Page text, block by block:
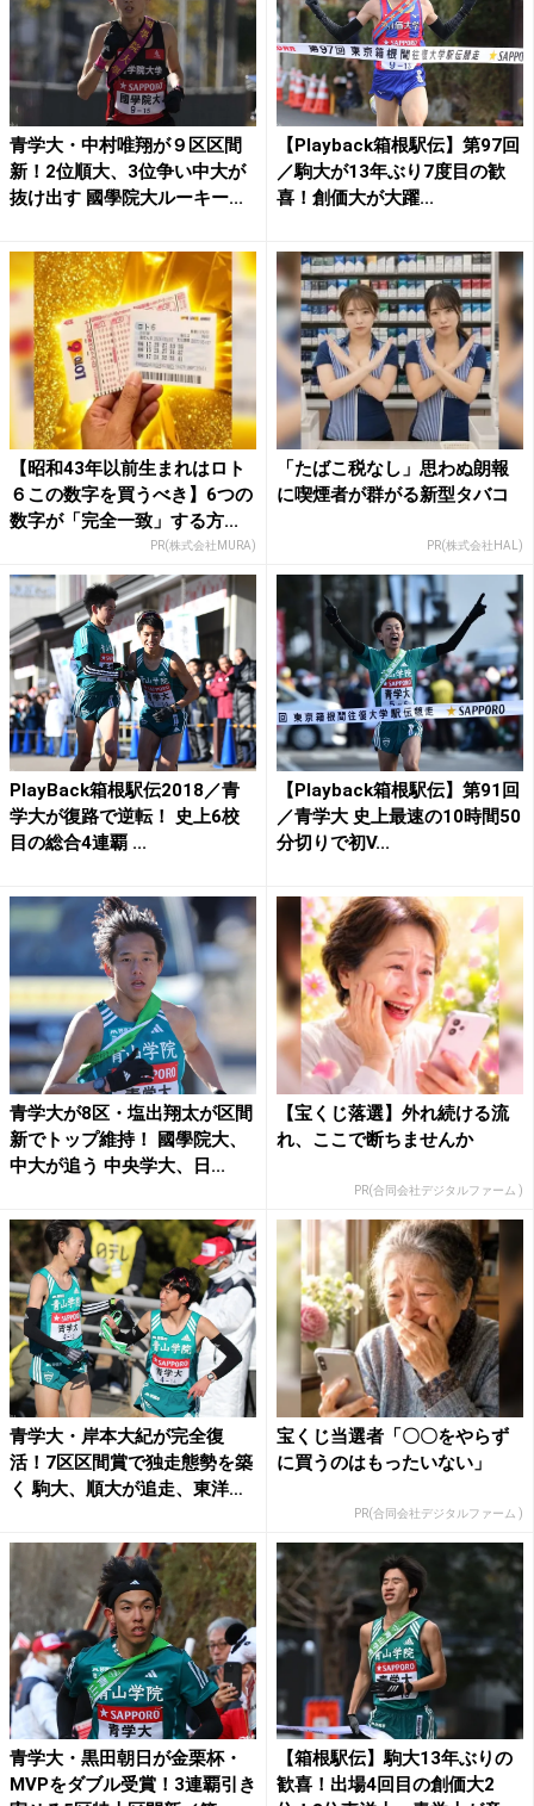
青学大・中村唯翔が９区区間
新！2位順大、3位争い中大が
抜け出す 國學院大ルーキー...
【Playback箱根駅伝】第97回
／駒大が13年ぶり7度目の歓
喜！創価大が大躍...
【昭和43年以前生まれはロト
６この数字を買うべき】6つの
数字が「完全一致」する方...
PR(株式会社MURA)
「たばこ税なし」思わぬ朗報
に喫煙者が群がる新型タバコ
PR(株式会社HAL)
PlayBack箱根駅伝2018／青
学大が復路で逆転！ 史上6校
目の総合4連覇 ...
【Playback箱根駅伝】第91回
／青学大 史上最速の10時間50
分切りで初V...
青学大が8区・塩出翔太が区間
新でトップ維持！ 國學院大、
中大が追う 中央学大、日...
【宝くじ落選】外れ続ける流
れ、ここで断ちませんか
PR(合同会社デジタルファーム )
青学大・岸本大紀が完全復
活！7区区間賞で独走態勢を築
く 駒大、順大が追走、東洋
宝くじ当選者「〇〇をやらず
に買うのはもったいない」
PR(合同会社デジタルファーム )
青学大・黒田朝日が金栗杯・
MVPをダブル受賞！3連覇引き
【箱根駅伝】駒大13年ぶりの
歓喜！出場4回目の創価大2